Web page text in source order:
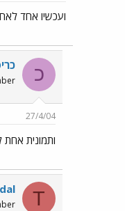
ועכשיו אחד
כ
27/4/04
ותמונית אחת
T